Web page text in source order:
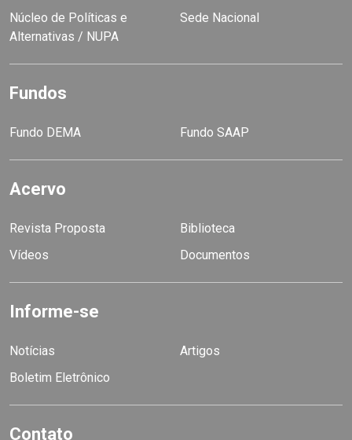
Núcleo de Políticas e
Alternativas / NUPA
Sede Nacional
Fundos
Fundo DEMA Fundo SAAP
Acervo
Revista Proposta
Biblioteca
Vídeos
Documentos
Informe-se
Notícias
Artigos
Boletim Eletrônico
Contato